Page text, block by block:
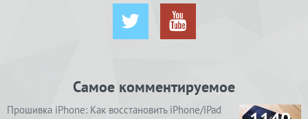
Самое комментируемое
Прошивка iPhone: Как восстановить iPhone/iPad